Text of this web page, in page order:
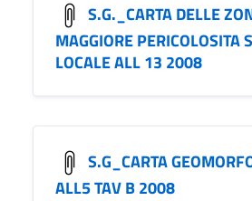
S.G._CARTA DELLE
MAGGIORE PERICOLOSITA
LOCALE ALL 13 2008
S.G_CARTA
ALL5 TAV B 2008